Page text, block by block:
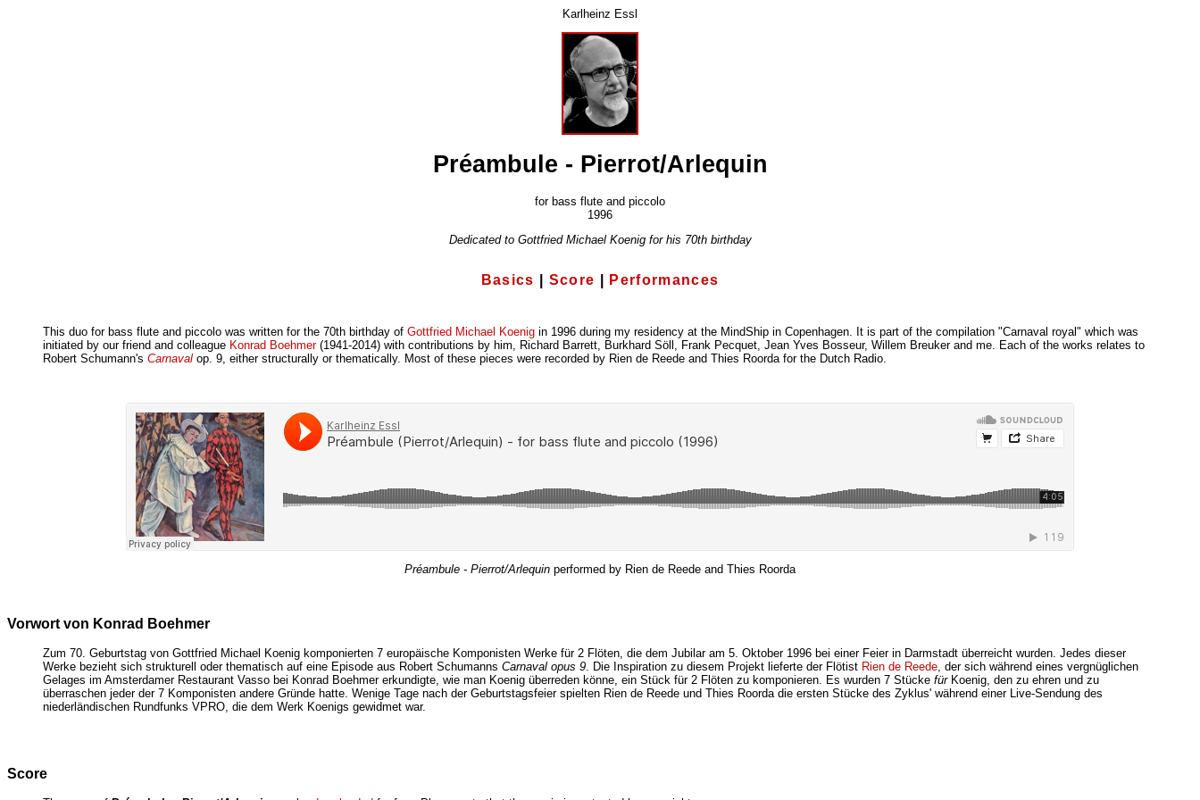
Karlheinz Essl
Préambule - Pierrot/Arlequin
for bass flute and piccolo
1996
Dedicated to Gottfried Michael Koenig for his 70th birthday
Basics Score Performances
This duo for bass flute and piccolo was written for the 70th birthday of Gottfried Michael Koenig in 1996 during my residency at the MindShip in Copenhagen. It is part of the compilation "Carnaval royal" which was
initiated by our friend and colleague Konrad Boehmer(1941-2014) with contributions by him, Richard Barrett, Burkhard Söll, Frank Pecquet, Jean Yves Bosseur, Willem Breuker and me. Each of the works relates to
Robert Schumann's Carnaval op. 9, either structurally or thematically. Most of these pieces were recorded by Rien de Reede and Thies Roorda for the Dutch Radio.
Préambule - Pierrot/Arlequin performed by Rien de Reede and Thies Roorda
Vorwort von Konrad Boehmer
Zum 70. Geburtstag von Gottfried Michael Koenig komponierten 7 europäische Komponisten Werke für 2 Flöten, die dem Jubilar am 5. Oktober 1996 bei einer Feier in Darmstadt überreicht wurden. Jedes dieser
Werke bezieht sich strukturell oder thematisch auf eine Episode aus Robert Schumanns Carnaval opus 9 . Die Inspiration zu diesem Projekt lieferte der Flötist Rien de Reede , der sich während eines vergnüglichen
Gelages im Amsterdamer Restaurant Vasso bei Konrad Boehmer erkundigte, wie man Koenig überreden könne, ein Stück für 2 Flöten zu komponieren. Es wurden 7 Stücke fürKoenig, den zu ehren und zu
überraschen jeder der 7 Komponisten andere Gründe hatte. Wenige Tage nach der Geburtstagsfeier spielten Rien de Reede und Thies Roorda die ersten Stücke des Zyklus' während einer Live-Sendung des
niederländischen Rundfunks VPRO, die dem Werk Koenigs gewidmet war.
Score